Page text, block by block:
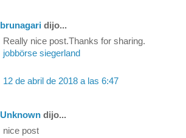
brunagari dijo...
Really nice post.Thanks for sharing.
jobbörse siegerland
12 de abril de 2018 a las 6:47
Unknown dijo...
nice post